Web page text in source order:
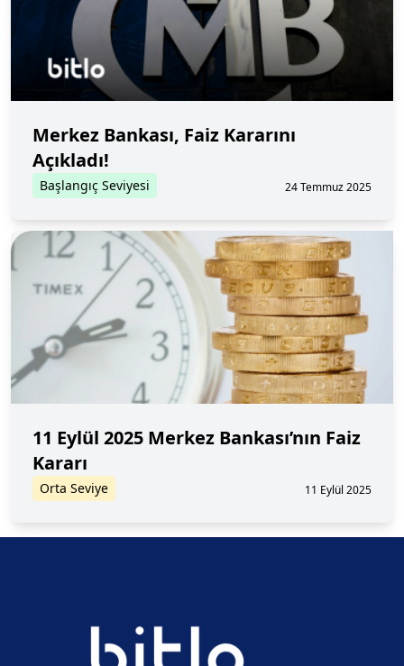
Merkez Bankası, Faiz Kararını
Açıkladı!
Başlangıç Seviyesi 24 Temmuz 2025
11 Eylül 2025 Merkez Bankası’nın Faiz
Kararı
Orta Seviye 11 Eylül 2025